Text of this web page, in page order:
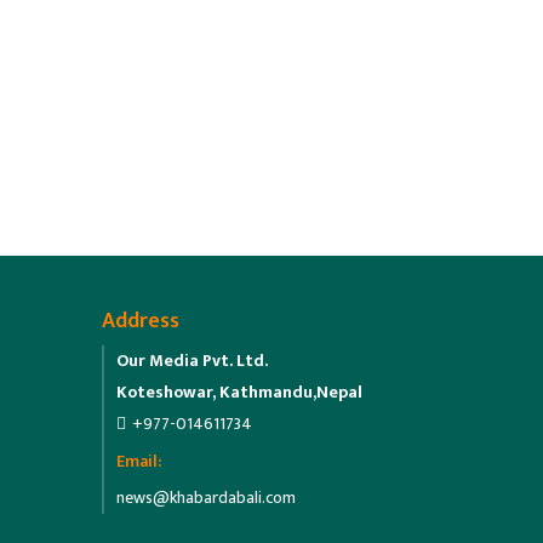
Address
Our Media Pvt. Ltd.
Koteshowar, Kathmandu,Nepal
+977-014611734
Email:
news@khabardabali.com